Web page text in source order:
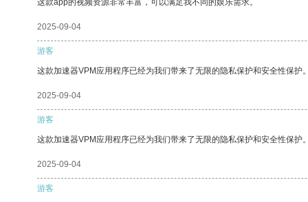
这款app的视频资源非常丰富，可以满足我不同的娱乐需求。
2025-09-04
游客
这款加速器VPM应用程序已经为我们带来了无限的隐私保护和安全性保护。
2025-09-04
游客
这款加速器VPM应用程序已经为我们带来了无限的隐私保护和安全性保护。
2025-09-04
游客